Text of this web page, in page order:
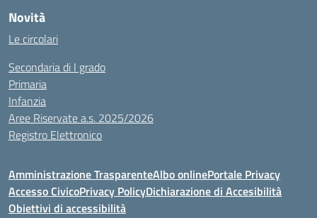
Novità
Le circolari
Secondaria di I grado
Primaria
Infanzia
Aree Riservate a.s. 2025/2026
Registro Elettronico
Amministrazione TrasparenteAlbo onlinePortale Privacy
Accesso CivicoPrivacy PolicyDichiarazione di Accesibilità
Obiettivi di accessibilità